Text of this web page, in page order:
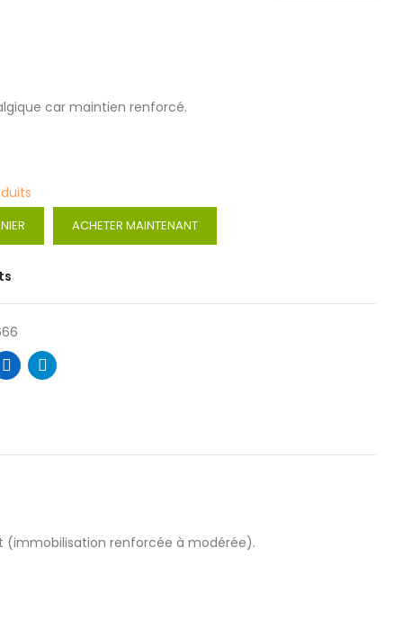
car maintien renforcé.
ACHETER MAINTENANT
renforcée à modérée).